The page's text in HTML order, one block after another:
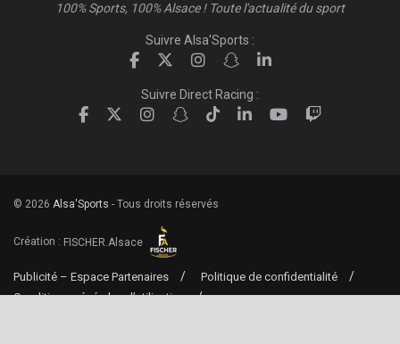
100% Sports, 100% Alsace ! Toute l'actualité du sport
Suivre Alsa'Sports :
Suivre Direct Racing :
© 2026 Alsa'Sports - Tous droits réservés
Création : FISCHER.Alsace
Publicité – Espace Partenaires
Politique de confidentialité
Conditions générales d’utilisation